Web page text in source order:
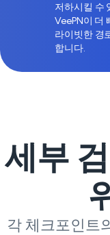
저하시킬 수
VeePN이 더
라이빗한 경
합니다.
세부
각 체크포인트